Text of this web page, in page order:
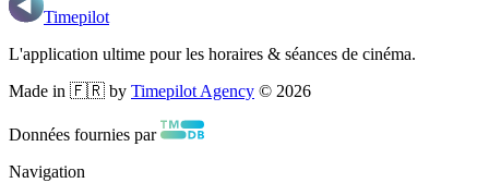
Timepilot
L'application ultime pour les horaires & séances de cinéma.
Made in 🇫🇷 by Timepilot Agency © 2026
Données fournies par
Navigation